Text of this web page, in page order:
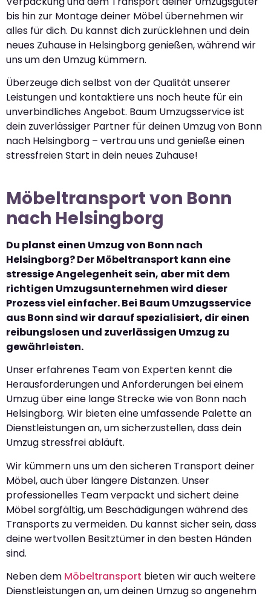
bis hin zur Montage deiner Möbel übernehmen wir
alles für dich. Du kannst dich zurücklehnen und dein
neues Zuhause in Helsingborg genießen, während wir
uns um den Umzug kümmern.
Überzeuge dich selbst von der Qualität unserer
Leistungen und kontaktiere uns noch heute für ein
unverbindliches Angebot. Baum Umzugsservice ist
dein zuverlässiger Partner für deinen Umzug von Bonn
nach Helsingborg – vertrau uns und genieße einen
stressfreien Start in dein neues Zuhause!
Möbeltransport von Bonn
nach Helsingborg
Du planst einen Umzug von Bonn nach
Helsingborg? Der Möbeltransport kann eine
stressige Angelegenheit sein, aber mit dem
richtigen Umzugsunternehmen wird dieser
Prozess viel einfacher. Bei Baum Umzugsservice
aus Bonn sind wir darauf spezialisiert, dir einen
reibungslosen und zuverlässigen Umzug zu
gewährleisten.
Unser erfahrenes Team von Experten kennt die
Herausforderungen und Anforderungen bei einem
Umzug über eine lange Strecke wie von Bonn nach
Helsingborg. Wir bieten eine umfassende Palette an
Dienstleistungen an, um sicherzustellen, dass dein
Umzug stressfrei abläuft.
Wir kümmern uns um den sicheren Transport deiner
Möbel, auch über längere Distanzen. Unser
professionelles Team verpackt und sichert deine
Möbel sorgfältig, um Beschädigungen während des
Transports zu vermeiden. Du kannst sicher sein, dass
deine wertvollen Besitztümer in den besten Händen
sind.
Neben dem Möbeltransport bieten wir auch weitere
Dienstleistungen an, um deinen Umzug so angenehm